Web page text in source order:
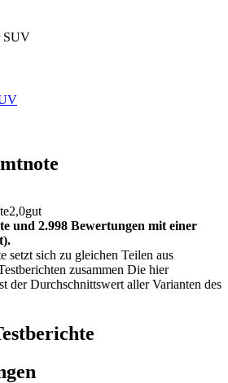
2,0gut
und 2.998 Bewertungen mit einer
setzt sich zu gleichen Teilen aus
zusammen Die hier
der Durchschnittswert aller Varianten des